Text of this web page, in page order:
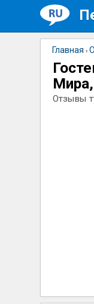
Главная ›
Отзывы